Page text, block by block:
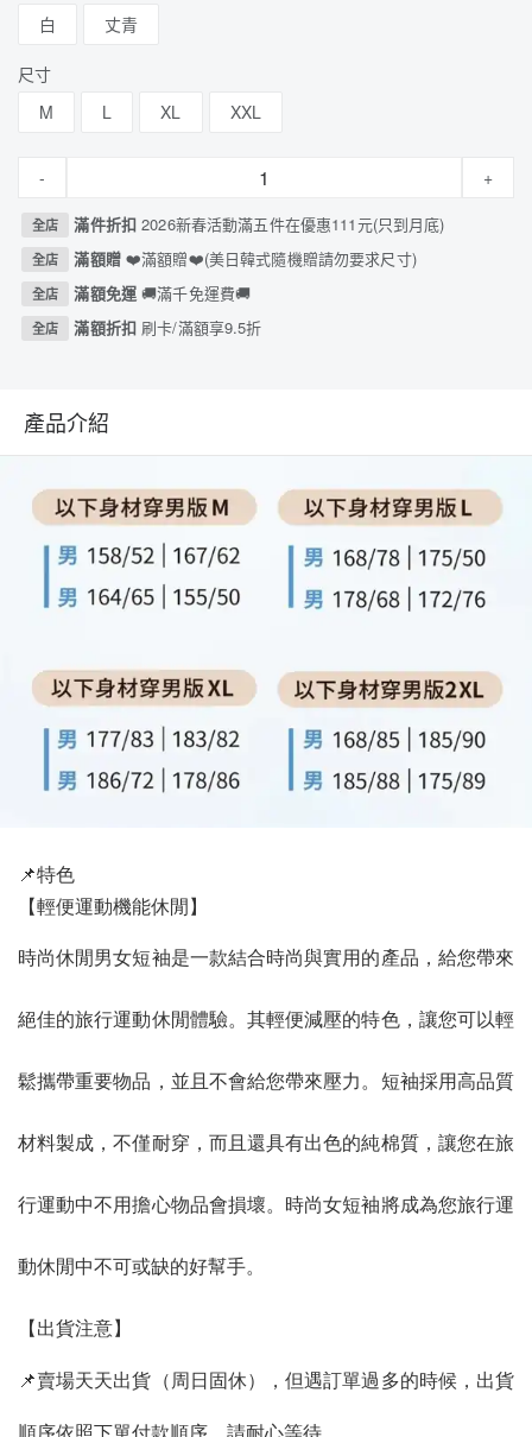
白
丈青
尺寸
M
L XL XXL
- +
全店 滿件折扣2026新春活動滿五件在優惠111元(只到月底)
全店 滿額贈 ❤️滿額贈❤️(美日韓式隨機贈請勿要求尺寸)
全店 滿額免運🚚滿千免運費🚚
全店 滿額折扣 刷卡/滿額享9.5折
產品介紹
📌特色
【輕便運動機能休閒】
時尚休閒男女短袖是一款結合時尚與實用的產品，給您帶來
絕佳的旅行運動休閒體驗。其輕便減壓的特色，讓您可以輕
鬆攜帶重要物品，並且不會給您帶來壓力。短袖採用高品質
材料製成，不僅耐穿，而且還具有出色的純棉質，讓您在旅
行運動中不用擔心物品會損壞。時尚女短袖將成為您旅行運
動休閒中不可或缺的好幫手。
【出貨注意】
📌賣場天天出貨（周日固休），但遇訂單過多的時候，出貨